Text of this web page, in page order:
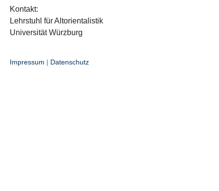
Kontakt:
Lehrstuhl für Altorientalistik
Universität Würzburg
Impressum | Datenschutz